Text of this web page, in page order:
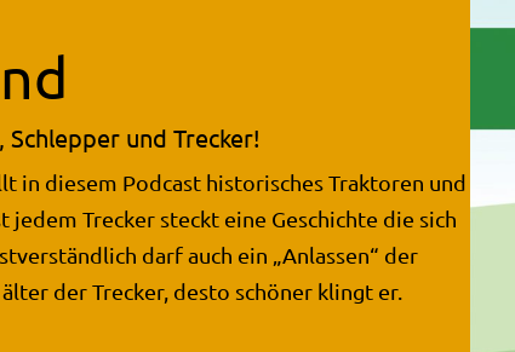
und Trecker!
in diesem Podcast historisches Traktoren und
Trecker steckt eine Geschichte die sich
darf auch ein „Anlassen“ der
der Trecker, desto schöner klingt er.